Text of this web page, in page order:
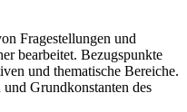
Fragestellungen und
bearbeitet. Bezugspunkte
und thematische Bereiche.
Grundkonstanten des